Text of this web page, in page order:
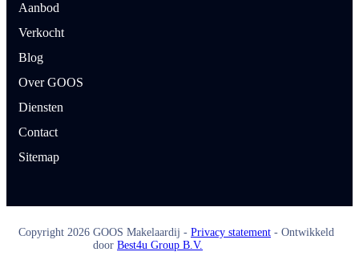
Aanbod
Verkocht
Blog
Over GOOS
Diensten
Contact
Sitemap
Copyright 2026 GOOS Makelaardij - Privacy statement - Ontwikkeld
door Best4u Group B.V.